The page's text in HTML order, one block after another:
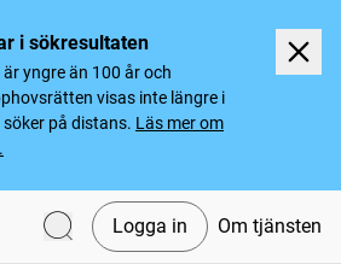
i sökresultaten
yngre än 100 år och
visas inte längre i
på distans. Läs mer om
Logga in Om tjänsten